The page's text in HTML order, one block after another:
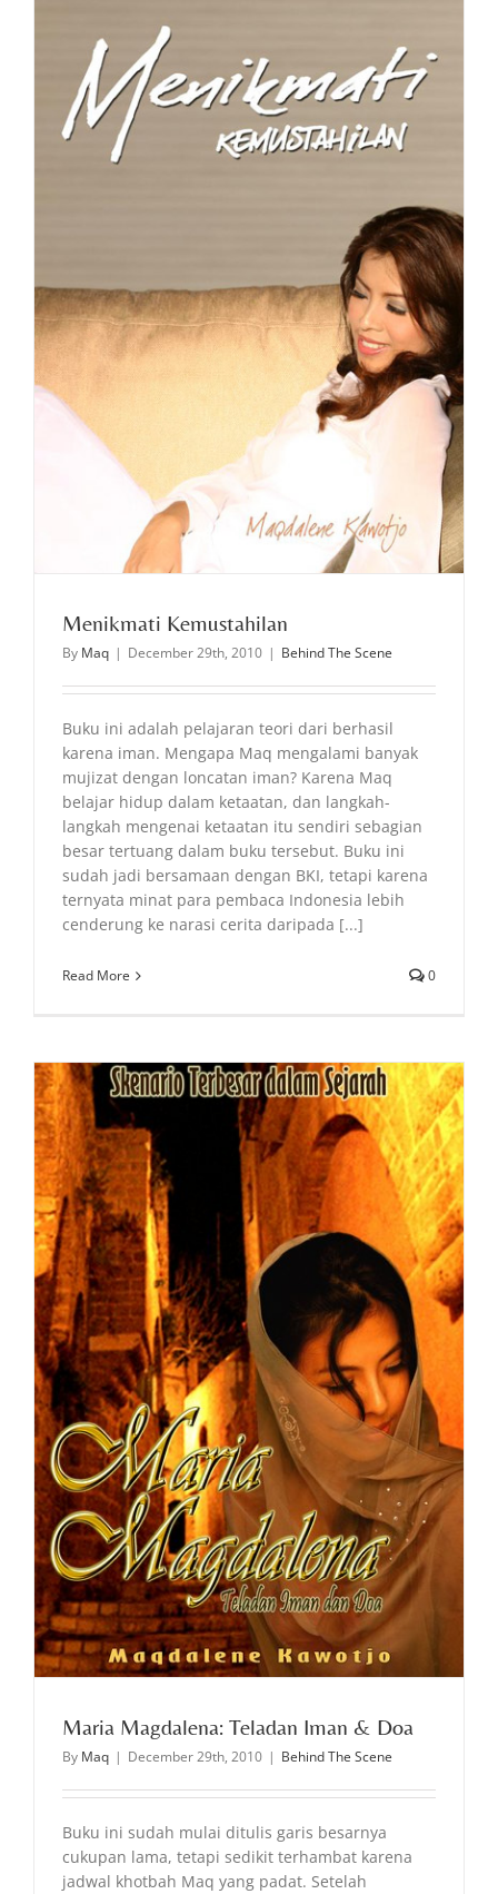
Menikmati Kemustahilan
By Maq | December 29th, 2010 | Behind The Scene
Buku ini adalah pelajaran teori dari berhasil
karena iman. Mengapa Maq mengalami banyak
mujizat dengan loncatan iman? Karena Maq
belajar hidup dalam ketaatan, dan langkah-
langkah mengenai ketaatan itu sendiri sebagian
besar tertuang dalam buku tersebut. Buku ini
sudah jadi bersamaan dengan BKI, tetapi karena
ternyata minat para pembaca Indonesia lebih
cenderung ke narasi cerita daripada [...]
Read More 0
Maria Magdalena: Teladan Iman & Doa
By Maq | December 29th, 2010 | Behind The Scene
Buku ini sudah mulai ditulis garis besarnya
cukupan lama, tetapi sedikit terhambat karena
jadwal khotbah Maq yang padat. Setelah